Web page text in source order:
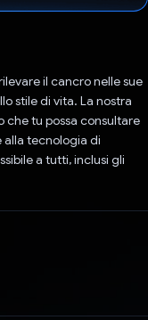
il cancro nelle sue
stile di vita. La nostra
tu possa consultare
tecnologia di
a tutti, inclusi gli